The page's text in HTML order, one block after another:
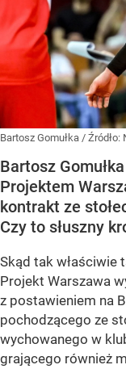
Bartosz Gomułka / Źródło:
Bartosz
Projektem
kontrakt ze
Czy to słuszny
Skąd tak właściwie
Projekt Warszawa
z postawieniem na
pochodzącego ze
wychowanego w
grającego również